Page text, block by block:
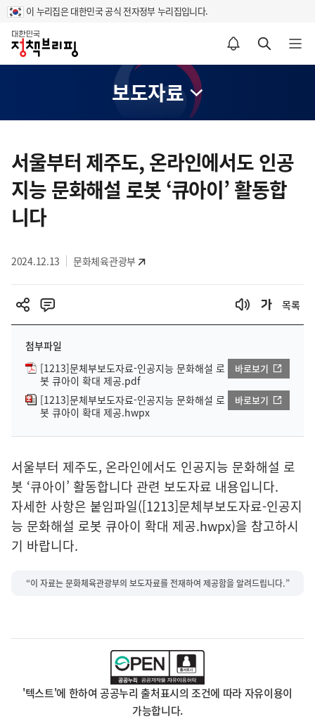
이 누리집은 대한민국 공식 전자정부 누리집입니다.
홈
알림설정 바로가기 검색 바로가기 메뉴 열기
보도자료
츠
영
역
서울부터 제주도, 온라인에서도 인공
지능 문화해설 로봇 ‘큐아이’ 활동합
니다
2024.12.13 문화체육관광부
목록
첨부파일
[1213]문체부보도자료-인공지능 문화해설 로
봇 큐아이 확대 제공.pdf
바로보기
[1213]문체부보도자료-인공지능 문화해설 로
봇 큐아이 확대 제공.hwpx
바로보기
서울부터 제주도, 온라인에서도 인공지능 문화해설 로
봇 ‘큐아이’ 활동합니다 관련 보도자료 내용입니다.
자세한 사항은 붙임파일([1213]문체부보도자료-인공지
능 문화해설 로봇 큐아이 확대 제공.hwpx)을 참고하시
기 바랍니다.
“이 자료는 문화체육관광부의 보도자료를 전재하여 제공함을 알려드립니다.”
'텍스트'에 한하여 공공누리 출처표시의 조건에 따라 자유이용이
가능합니다.